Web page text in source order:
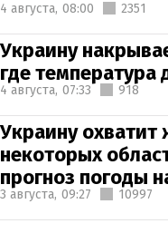
4 августа, 08:00 2351
Украину
где температура
4 августа, 07:33 918
Украину охватит
некоторых
прогноз погоды
3 августа, 09:27 10997